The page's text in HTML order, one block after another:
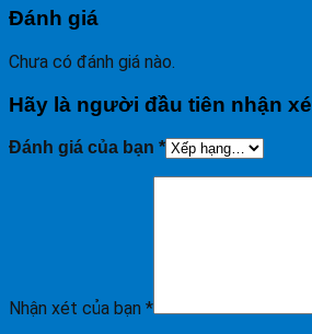
Đánh giá
Chưa có đánh giá nào.
Hãy là người đầu tiên nhận
Đánh giá của bạn *
Nhận xét của bạn *